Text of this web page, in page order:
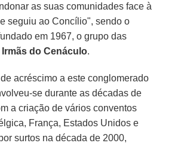
as suas comunidades face à
seguiu ao Concílio", sendo o
em 1967, o grupo das
do Cenáculo.
acréscimo a este conglomerado
se durante as décadas de
a criação de vários conventos
França, Estados Unidos e
surtos na década de 2000,